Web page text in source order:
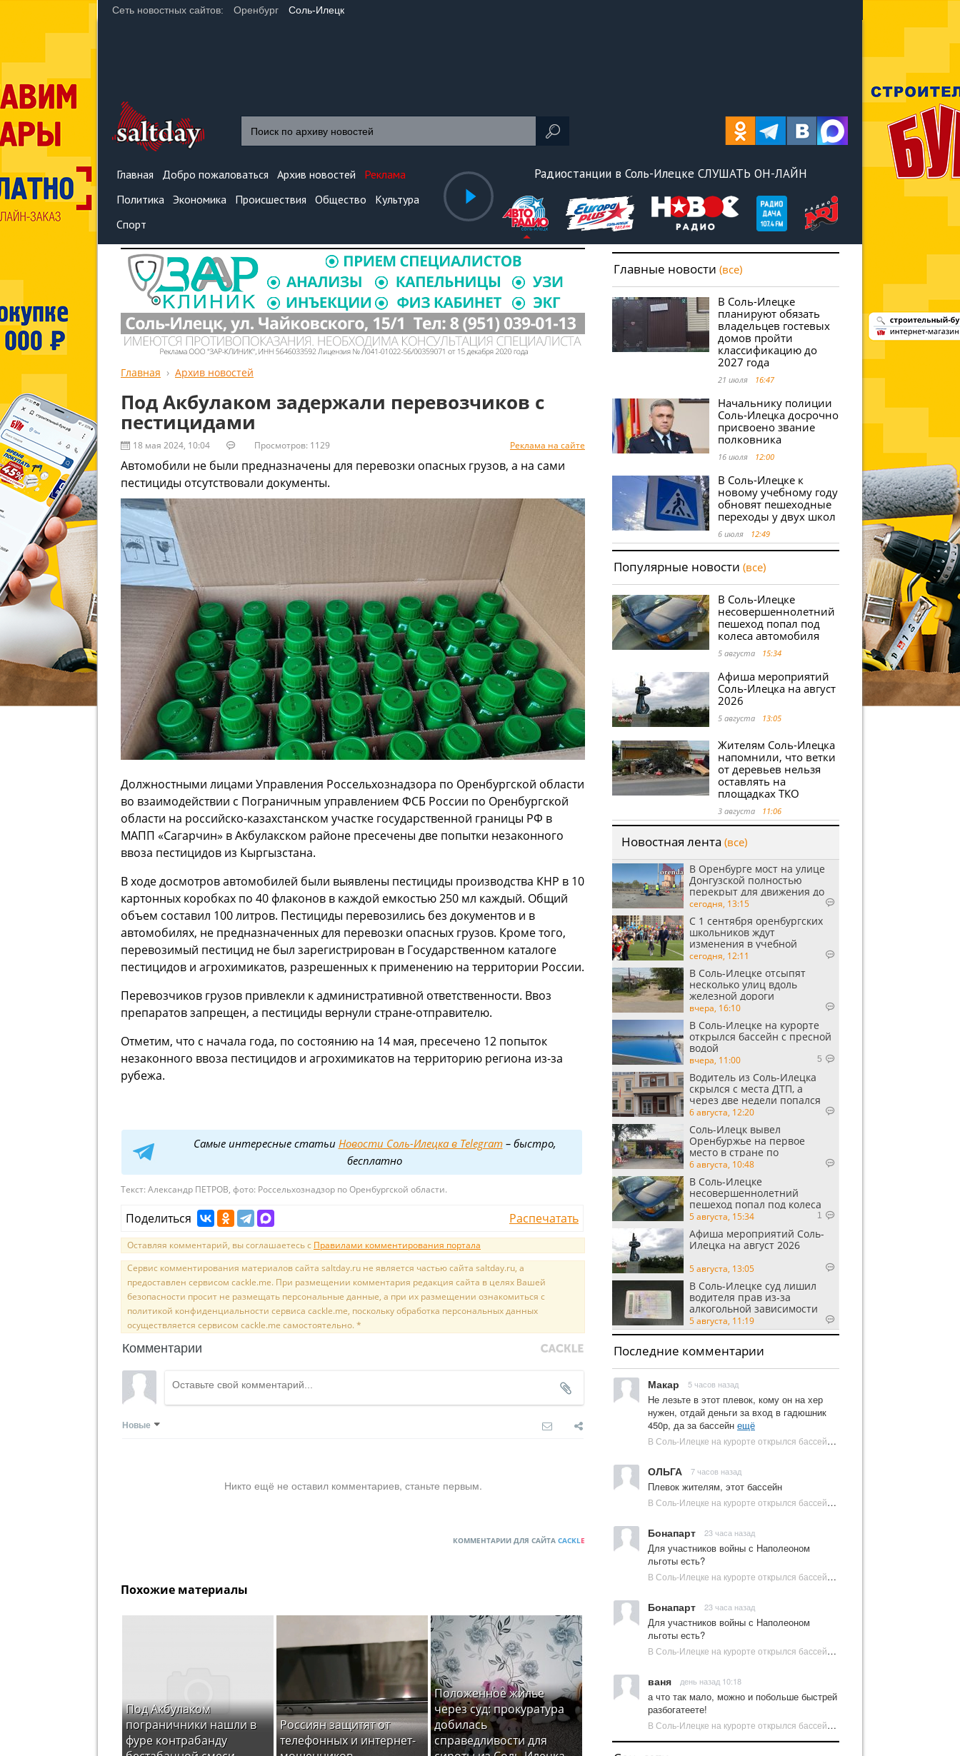
Сеть новостных сайтов: Оренбург Соль-Илецк
Главная Добро пожаловаться Архив новостей
Реклама
Политика Экономика Происшествия Общество
Культура
Спорт
Радиостанции в Соль-Илецке СЛУШАТЬ ОН-ЛАЙН
Главная Архив новостей
Под Акбулаком задержали перевозчиков с
пестицидами
18 мая 2024, 10:04 Просмотров: 1129 Реклама на сайте
Автомобили не были предназначены для перевозки опасных грузов, а на сами
пестициды отсутствовали документы.
Должностными лицами Управления Россельхознадзора по Оренбургской области
во взаимодействии с Пограничным управлением ФСБ России по Оренбургской
области на российско-казахстанском участке государственной границы РФ в
МАПП «Сагарчин» в Акбулакском районе пресечены две попытки незаконного
ввоза пестицидов из Кыргызстана.
В ходе досмотров автомобилей были выявлены пестициды производства КНР в 10
картонных коробках по 40 флаконов в каждой емкостью 250 мл каждый. Общий
объем составил 100 литров. Пестициды перевозились без документов и в
автомобилях, не предназначенных для перевозки опасных грузов. Кроме того,
перевозимый пестицид не был зарегистрирован в Государственном каталоге
пестицидов и агрохимикатов, разрешенных к применению на территории России.
Перевозчиков грузов привлекли к административной ответственности. Ввоз
препаратов запрещен, а пестициды вернули стране-отправителю.
Отметим, что с начала года, по состоянию на 14 мая, пресечено 12 попыток
незаконного ввоза пестицидов и агрохимикатов на территорию региона из-за
рубежа.
Самые интересные статьи Новости Соль-Илецка в Telegram– быстро,
бесплатно
Текст: Александр ПЕТРОВ, фото: Россельхознадзор по Оренбургской области.
Поделиться Распечатать
Оставляя комментарий, вы соглашаетесь с Правилами комментирования портала
Сервис комментирования материалов сайта saltday.ru не является частью сайта saltday.ru, а
предоставлен сервисом cackle.me. При размещении комментария редакция сайта в целях Вашей
безопасности просит не размещать персональные данные, а при их размещении ознакомиться с
политикой конфиденциальности сервиса cackle.me, поскольку обработка персональных данных
осуществляется сервисом cackle.me самостоятельно. *
Комментарии
Новые
Никто ещё не оставил комментариев, станьте первым.
КОММЕНТАРИИ ДЛЯ САЙТА CACKLE
Похожие материалы
Под Акбулаком
пограничники нашли в
фуре контрабанду
Россиян защитят от
телефонных и интернет-
Положенное жилье
через суд: прокуратура
добилась
справедливости для
Главные новости (все)
В Соль-Илецке
планируют обязать
владельцев гостевых
домов пройти
классификацию до
2027 года
21 июля 16:47
Начальнику полиции
Соль-Илецка досрочно
присвоено звание
полковника
16 июля 12:00
В Соль-Илецке к
новому учебному году
обновят пешеходные
переходы у двух школ
6 июля 12:49
Популярные новости (все)
В Соль-Илецке
несовершеннолетний
пешеход попал под
колеса автомобиля
5 августа 15:34
Афиша мероприятий
Соль-Илецка на август
2026
5 августа 13:05
Жителям Соль-Илецка
напомнили, что ветки
от деревьев нельзя
оставлять на
площадках ТКО
3 августа 11:06
Новостная лента (все)
В Оренбурге мост на улице
Донгузской полностью
перекрыт для движения до
утра 10 августа
сегодня, 13:15
С 1 сентября оренбургских
школьников ждут
изменения в учебной
программе
сегодня, 12:11
В Соль-Илецке отсыпят
несколько улиц вдоль
железной дороги
вчера, 16:10
В Соль-Илецке на курорте
открылся бассейн с пресной
водой
вчера, 11:00 5
Водитель из Соль-Илецка
скрылся с места ДТП, а
через две недели попался
пьяным
6 августа, 12:20
Соль-Илецк вывел
Оренбуржье на первое
место в стране по
выращиванию арбузов
6 августа, 10:48
В Соль-Илецке
несовершеннолетний
пешеход попал под колеса
автомобиля
5 августа, 15:34 1
Афиша мероприятий Соль-
Илецка на август 2026
5 августа, 13:05
В Соль-Илецке суд лишил
водителя прав из-за
алкогольной зависимости
5 августа, 11:19
Последние комментарии
Макар 5 часов назад
Не лезьте в этот плевок, кому он на хер
нужен, отдай деньги за вход в гадюшник
450р, да за бассейн ещё
В Соль-Илецке на курорте открылся бассейн с пресной водой | Новости Соль-Илецка
ОЛЬГА 7 часов назад
Плевок жителям, этот бассейн
В Соль-Илецке на курорте открылся бассейн с пресной водой | Новости Соль-Илецка
Бонапарт 23 часа назад
Для участников войны с Наполеоном
льготы есть?
В Соль-Илецке на курорте открылся бассейн с пресной водой | Новости Соль-Илецка
Бонапарт 23 часа назад
Для участников войны с Наполеоном
льготы есть?
В Соль-Илецке на курорте открылся бассейн с пресной водой | Новости Соль-Илецка
ваня день назад 10:18
а что так мало, можно и побольше быстрей
разбогатеете!
В Соль-Илецке на курорте открылся бассейн с пресной водой | Новости Соль-Илецка